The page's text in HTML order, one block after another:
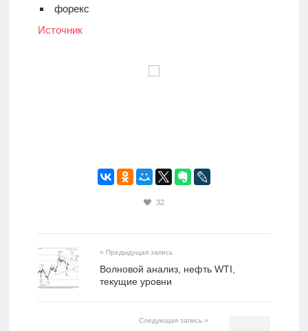
форекс
Источник
32
« Предыдущая запись
Волновой анализ, нефть WTI,
текущие уровни
Следующая запись »